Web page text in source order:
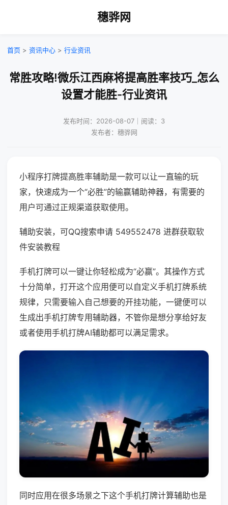
穗骅网
首页 > 资讯中心 > 行业资讯
常胜攻略!微乐江西麻将提高胜率技巧_怎么
设置才能胜-行业资讯
发布时间：2026-08-07｜阅读：3
发布者：穗骅网
小程序打牌提高胜率辅助是一款可以让一直输的玩
家，快速成为一个“必胜”的输赢辅助神器，有需要的
用户可通过正规渠道获取使用。
辅助安装，可QQ搜索申请 549552478 进群获取软
件安装教程
手机打牌可以一键让你轻松成为“必赢”。其操作方式
十分简单，打开这个应用便可以自定义手机打牌系统
规律，只需要输入自己想要的开挂功能，一键便可以
生成出手机打牌专用辅助器，不管你是想分享给好友
或者使用手机打牌AI辅助都可以满足需求。
同时应用在很多场景之下这个手机打牌计算辅助也是